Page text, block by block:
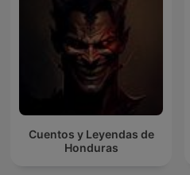
Cuentos y Leyendas de
Honduras